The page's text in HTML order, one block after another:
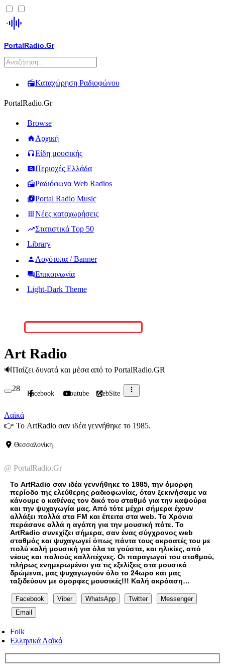
PortalRadio.Gr
Καταχώρηση Ραδιοφώνου
PortalRadio.Gr
Browse
Αρχική
Είδη μουσικής
Περιοχές Ελλάδα
Ραδιόφωνα Web Radios
Portal Radio Music
Νέες καταχωρήσεις
Στατιστικά Top 50
Library
Λογότυπα / Banner
Επικοινωνία
Light-Dark Theme
Art Radio
🔊Παίζει δυνατά και μέσα από το PortalRadio.GR
28
Facebook Youtube WebSite
Λαϊκά
👉 Το ArtRadio σαν ιδέα γεννήθηκε το 1985.
Θεσσαλονίκη
@ PortalRadio.Gr
Το ArtRadio σαν ιδέα γεννήθηκε το 1985, την όμορφη
περίοδο της ελεύθερης ραδιοφωνίας, όταν ξεκινήσαμε να
κάνουμε ο καθένας τον δικό του σταθμό για την καψούρα
και την ψυχαγωγία μας. Από τότε μέχρι σήμερα έχουν
αλλάξει πολλά στα FM και έπειτα στα web. Τα Χρόνια
περάσανε αλλά η αγάπη για την μουσική πότε. Το
ArtRadio συνεχίζει σήμερα, σαν ένας σύγχρονος web
σταθμός και ψυχαγωγεί όπως πάντα τους ακροατές του με
πολύ καλή μουσική για όλα τα γούστα, και ηλικίες, από
νέους και παλιούς καλλιτέχνες. Οι παραγωγοί του σταθμού,
πλήρως ενημερωμένοι για τις εξελίξεις στα μουσικά
δρώμενα, μας ψυχαγωγούν όλο το 24ωρο και μας
ταξιδεύουν με όμορφες μουσικές!!! Καλή ακρόαση…
Facebook Viber WhatsApp Twitter
Messenger
Email
Folk
Ελληνικά Λαϊκά